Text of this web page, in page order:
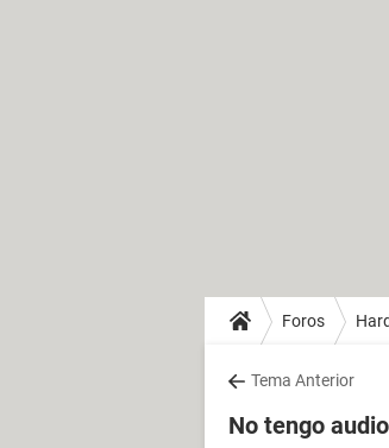
Foros
Tema Anterior
No tengo